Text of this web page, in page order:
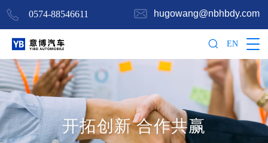
0574-88546611 hugowang@nbhbdy.com
EN
开拓创新 合作共赢